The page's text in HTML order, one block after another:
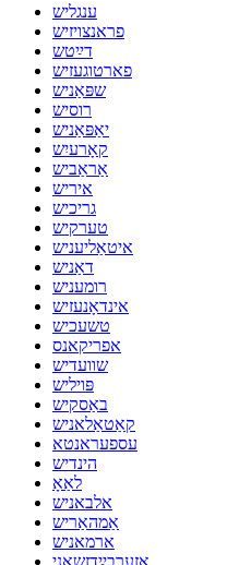
ענגליש
פראנצויזיש
דײַטש
פארטוגעזיש
שפּאַניש
רוסיש
יאַפּאַניש
קאָרעיִש
אַראַביש
איריש
גריכיש
טערקיש
איטאַליעניש
דאַניש
רומעניש
אינדאָנעזיש
טשעכיש
אפריקאנס
שוועדיש
פּויליש
באַסקיש
קאַטאַלאניש
עספעראנטא
הינדיש
לאַאָ
אלבאניש
אַמהאַריש
ארמאניש
אַזערבײַדזשאַני